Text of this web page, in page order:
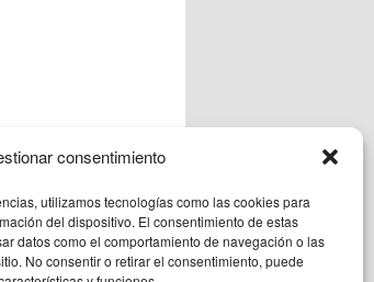
consentimiento
utilizamos tecnologías como las cookies para
del dispositivo. El consentimiento de estas
datos como el comportamiento de navegación o las
No consentir o retirar el consentimiento, puede